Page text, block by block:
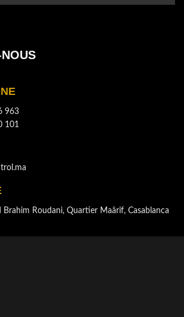
963
101
Brahim Roudani, Quartier Maârif, Casablanca